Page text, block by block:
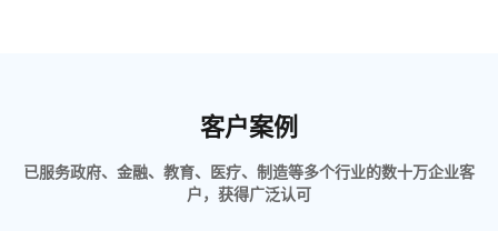
客户案例
已服务政府、金融、教育、医疗、制造等多个行业的数十万企业客
户，获得广泛认可